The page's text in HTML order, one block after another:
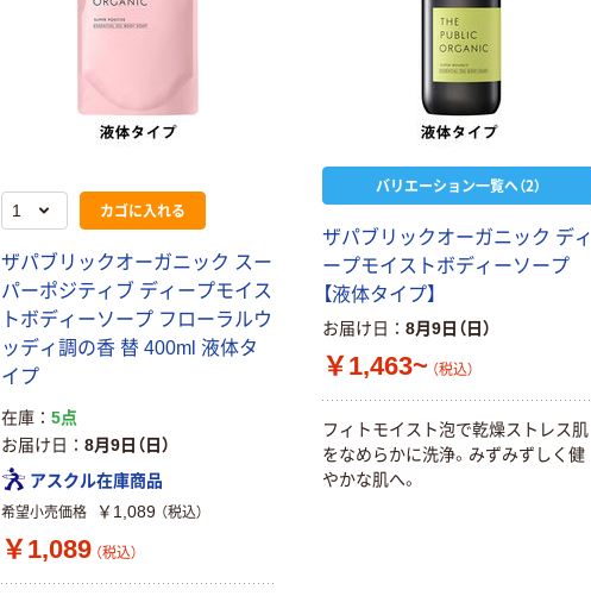
カゴに入れる
ザパブリックオーガニック スー
パーポジティブ ディープモイス
トボディーソープ フローラルウ
ッディ調の香 替 400ml 液体タ
イプ
在庫
5点
お届け日
8月9日（日）
アスクル在庫商品
希望小売価格 ￥1,089 （税込）
￥1,089 （税込）
バリエーション一覧へ（2）
ザパブリックオーガニック ディ
ープモイストボディーソープ
【液体タイプ】
お届け日 8月9日（日）
￥1,463~ （税込）
フィトモイスト泡で乾燥ストレス肌
をなめらかに洗浄。みずみずしく健
やかな肌へ。